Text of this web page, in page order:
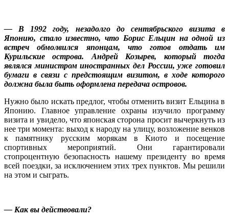
— В 1992 году, незадолго до сентябрьского визита в
Японию, стало известно, что Борис Ельцин на одной из
встреч обмолвился японцам, что готов отдать им
Курильские острова. Андрей Козырев, который тогда
являлся министром иностранных дел России, уже готовил
бумаги в связи с предстоящим визитом, в ходе которого
должна была быть оформлена передача островов.
Нужно было искать предлог, чтобы отменить визит Ельцина в
Японию. Главное управление охраны изучило программу
визита и увидело, что японская сторона просит вычеркнуть из
нее три момента: выход к народу на улицу, возложение венков
к памятнику русским морякам в Киото и посещение
спортивных мероприятий. Они гарантировали
стопроцентную безопасность нашему президенту во время
всей поездки, за исключением этих трех пунктов. Мы решили
на этом и сыграть.
— Как вы действовали?